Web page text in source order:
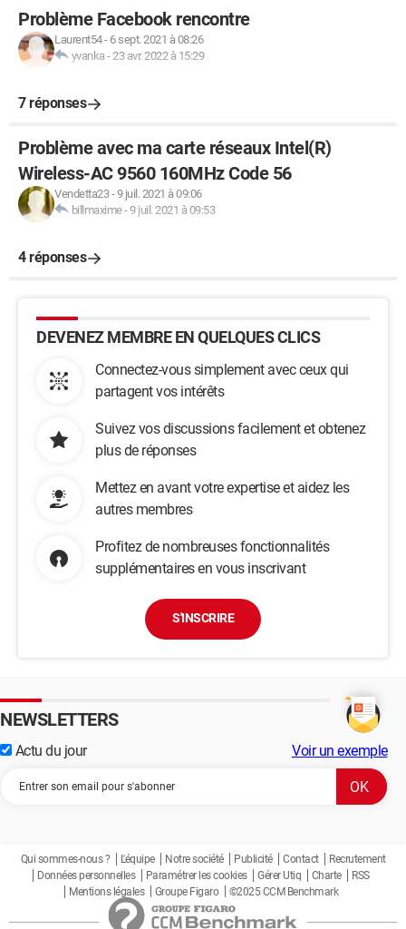
Problème Facebook rencontre
Laurent54- 6 sept. 2021 à 08:26
yvanka -23 avr. 2022 à 15:29
7 réponses
Problème avec ma carte réseaux Intel(R)
Wireless-AC 9560 160MHz Code 56
Vendetta23-9 juil. 2021 à 09:06
billmaxime-9 juil. 2021 à 09:53
4 réponses
DEVENEZ MEMBRE EN QUELQUES CLICS
Connectez-vous simplement avec ceux qui
partagent vos intérêts
Suivez vos discussions facilement et obtenez
plus de réponses
Mettez en avant votre expertise et aidez les
autres membres
Profitez de nombreuses fonctionnalités
supplémentaires en vous inscrivant
S'INSCRIRE
NEWSLETTERS
Actu du jour Voir un exemple
Qui sommes-nous ? L'équipe Notre société Publicité Contact
Recrutement
Données personnelles
Paramétrer les cookies Gérer Utiq Charte
RSS
Mentions légales
Groupe Figaro ©2025 CCM Benchmark